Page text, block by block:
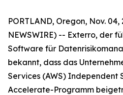
PORTLAND, Oregon, Nov. 04,
NEWSWIRE) -- Exterro, der
Software für
bekannt, dass das
Services (AWS) Independent
Accelerate-Programm